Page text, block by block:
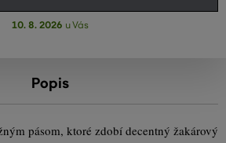
10. 8. 2026 u Vás
Popis
pásom, ktoré zdobí decentný žakárový